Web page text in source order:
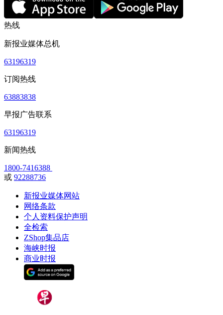
热线
新报业媒体总机
63196319
订阅热线
63883838
早报广告联系
63196319
新闻热线
1800-7416388
或 92288736
新报业媒体网站
网络条款
个人资料保护声明
全检索
ZShop集品店
海峡时报
商业时报